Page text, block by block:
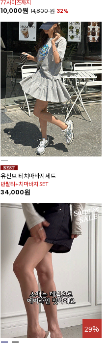
77사이즈까지
10,000원 14,800원 32%
유신브 티치마바지세트
반팔티+치마바지 SET
34,000원
29%